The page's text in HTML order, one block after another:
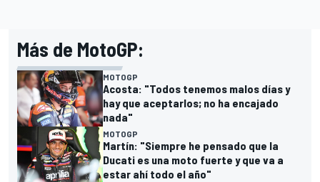
Más de MotoGP:
MOTOGP
Acosta: "Todos tenemos malos días y
hay que aceptarlos; no ha encajado
nada"
MOTOGP
Martín: "Siempre he pensado que la
Ducati es una moto fuerte y que va a
estar ahí todo el año"